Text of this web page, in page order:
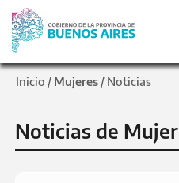
Inicio / Mujeres / Noticias
Noticias de